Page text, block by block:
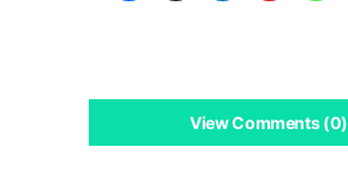
View Comments (0)